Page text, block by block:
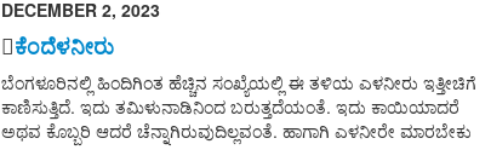
DECEMBER 2, 2023
ಕೆಂದೆಳನೀರು
ಬೆಂಗಳೂರಿನಲ್ಲಿ ಹಿಂದಿಗಿಂತ ಹೆಚ್ಚಿನ ಸಂಖ್ಯೆಯಲ್ಲಿ ಈ ತಳಿಯ ಎಳನೀರು ಇತ್ತೀಚಿಗೆ
ಕಾಣಿಸುತ್ತಿದೆ. ಇದು ತಮಿಳುನಾಡಿನಿಂದ ಬರುತ್ತದೆಯಂತೆ. ಇದು ಕಾಯಿಯಾದರೆ
ಅಥವ ಕೊಬ್ಬರಿ ಆದರೆ ಚೆನ್ನಾಗಿರುವುದಿಲ್ಲವಂತೆ. ಹಾಗಾಗಿ ಎಳನೀರೇ ಮಾರಬೇಕು